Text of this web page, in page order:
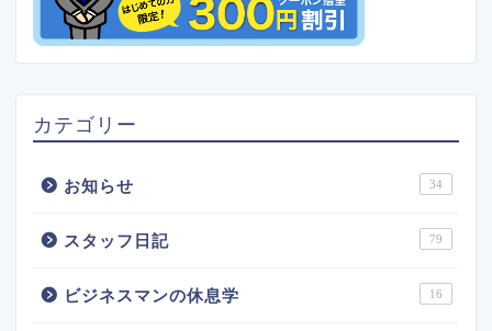
カテゴリー
お知らせ 34
スタッフ日記 79
ビジネスマンの休息学 16